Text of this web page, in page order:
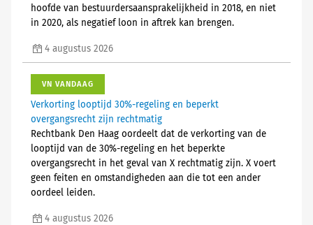
hoofde van bestuurdersaansprakelijkheid in 2018, en niet
in 2020, als negatief loon in aftrek kan brengen.
4 augustus 2026
VN VANDAAG
Verkorting looptijd 30%-regeling en beperkt
overgangsrecht zijn rechtmatig
Rechtbank Den Haag oordeelt dat de verkorting van de
looptijd van de 30%-regeling en het beperkte
overgangsrecht in het geval van X rechtmatig zijn. X voert
geen feiten en omstandigheden aan die tot een ander
oordeel leiden.
4 augustus 2026